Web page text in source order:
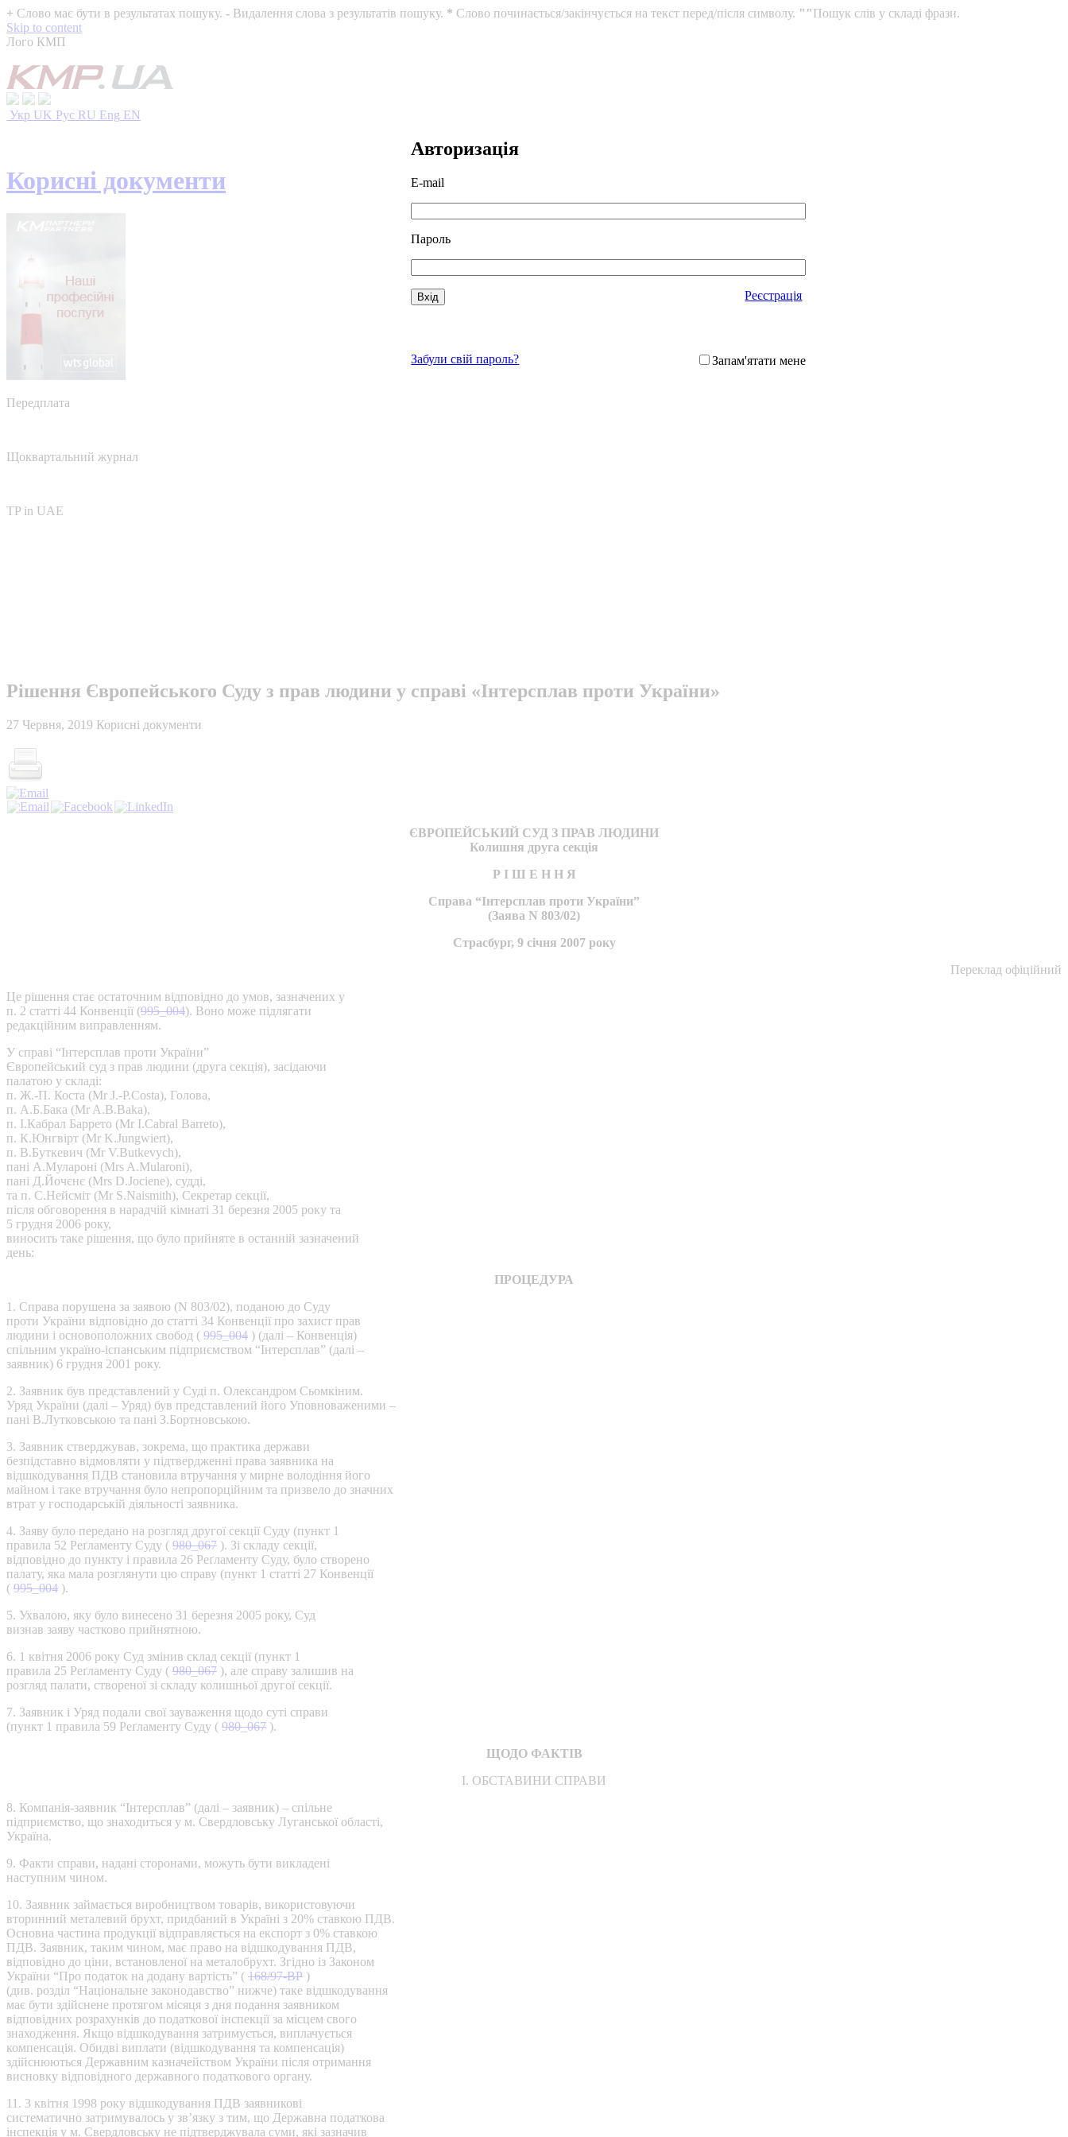
+ Слово має бути в результатах пошуку. - Видалення слова з результатів пошуку. * Слово починається/закінчується на текст перед/після символу. ""Пошук слів у складі фрази.
Skip to content
Лого КМП
Укр UK Рус RU Eng EN
Авторизація
E-mail
Пароль
Реєстрація
Забули свій пароль? Запам'ятати мене
Корисні документи
Передплата
Щоквартальний журнал
TP in UAE
Рішення Європейського Суду з прав людини у справі «Інтерсплав проти України»
27 Червня, 2019 Корисні документи
ЄВРОПЕЙСЬКИЙ СУД З ПРАВ ЛЮДИНИ
Колишня друга секція
Р І Ш Е Н Н Я
Справа “Інтерсплав проти України”
(Заява N 803/02)
Страсбург, 9 січня 2007 року
Переклад офіційний
Це рішення стає остаточним відповідно до умов, зазначених у
п. 2 статті 44 Конвенції (995_004). Воно може підлягати
редакційним виправленням.
У справі “Інтерсплав проти України”
Європейський суд з прав людини (друга секція), засідаючи
палатою у складі:
п. Ж.-П. Коста (Mr J.-P.Costa), Голова,
п. А.Б.Бака (Mr A.B.Baka),
п. І.Кабрал Баррето (Mr I.Cabral Barreto),
п. К.Юнгвірт (Mr K.Jungwiert),
п. В.Буткевич (Mr V.Butkevych),
пані А.Мулароні (Mrs A.Mularoni),
пані Д.Йочєнє (Mrs D.Jociene), судді,
та п. С.Нейсміт (Mr S.Naismith), Секретар секції,
після обговорення в нарадчій кімнаті 31 березня 2005 року та
5 грудня 2006 року,
виносить таке рішення, що було прийняте в останній зазначений
день:
ПРОЦЕДУРА
1. Справа порушена за заявою (N 803/02), поданою до Суду
проти України відповідно до статті 34 Конвенції про захист прав
людини і основоположних свобод ( 995_004 ) (далі – Конвенція)
спільним україно-іспанським підприємством “Інтерсплав” (далі –
заявник) 6 грудня 2001 року.
2. Заявник був представлений у Суді п. Олександром Сьомкіним.
Уряд України (далі – Уряд) був представлений його Уповноваженими –
пані В.Лутковською та пані З.Бортновською.
3. Заявник стверджував, зокрема, що практика держави
безпідставно відмовляти у підтвердженні права заявника на
відшкодування ПДВ становила втручання у мирне володіння його
майном і таке втручання було непропорційним та призвело до значних
втрат у господарській діяльності заявника.
4. Заяву було передано на розгляд другої секції Суду (пункт 1
правила 52 Реґламенту Суду ( 980_067 ). Зі складу секції,
відповідно до пункту і правила 26 Реґламенту Суду, було створено
палату, яка мала розглянути цю справу (пункт 1 статті 27 Конвенції
( 995_004 ).
5. Ухвалою, яку було винесено 31 березня 2005 року, Суд
визнав заяву частково прийнятною.
6. 1 квітня 2006 року Суд змінив склад секції (пункт 1
правила 25 Реґламенту Суду ( 980_067 ), але справу залишив на
розгляд палати, створеної зі складу колишньої другої секції.
7. Заявник і Уряд подали свої зауваження щодо суті справи
(пункт 1 правила 59 Реґламенту Суду ( 980_067 ).
ЩОДО ФАКТІВ
I. ОБСТАВИНИ СПРАВИ
8. Компанія-заявник “Інтерсплав” (далі – заявник) – спільне
підприємство, що знаходиться у м. Свердловську Луганської області,
Україна.
9. Факти справи, надані сторонами, можуть бути викладені
наступним чином.
10. Заявник займається виробництвом товарів, використовуючи
вторинний металевий брухт, придбаний в Україні з 20% ставкою ПДВ.
Основна частина продукції відправляється на експорт з 0% ставкою
ПДВ. Заявник, таким чином, має право на відшкодування ПДВ,
відповідно до ціни, встановленої на металобрухт. Згідно із Законом
України “Про податок на додану вартість” ( 168/97-ВР )
(див. розділ “Національне законодавство” нижче) таке відшкодування
має бути здійснене протягом місяця з дня подання заявником
відповідних розрахунків до податкової інспекції за місцем свого
знаходження. Якщо відшкодування затримується, виплачується
компенсація. Обидві виплати (відшкодування та компенсація)
здійснюються Державним казначейством України після отримання
висновку відповідного державного податкового органу.
11. 3 квітня 1998 року відшкодування ПДВ заявникові
систематично затримувалось у зв’язку з тим, що Державна податкова
інспекція у м. Свердловську не підтверджувала суми, які зазначив